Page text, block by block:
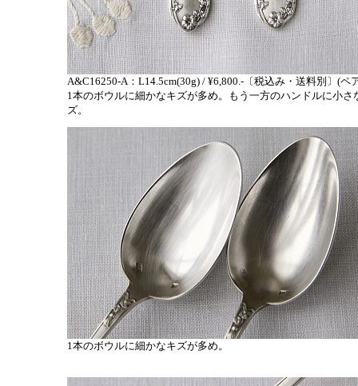
A&C16250-A：L14.5cm(30g) / ¥6,800.-〔税込み・送料別〕(ペ
1本のボウルに細かなキズが多め。もう一方のハンドルに小さ
ズ。
1本のボウルに細かなキズが多め。